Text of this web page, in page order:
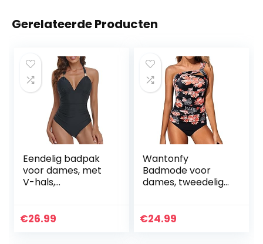
Gerelateerde Producten
Eendelig badpak
voor dames, met
V-hals,
beha met niet-
€26.99
Wantonfy
Badmode voor
dames, tweedelige
zwemkostuum,
€24.99